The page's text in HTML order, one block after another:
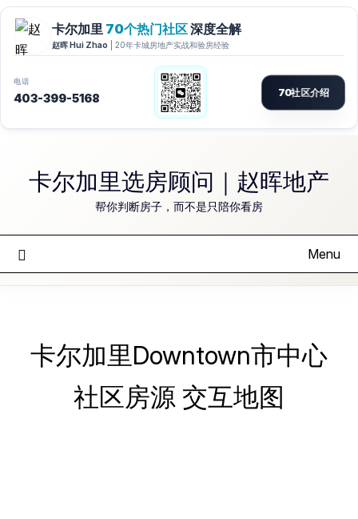
content卡尔加里选房顾问｜赵晖地产
帮你判断房子，而不是只陪你看房
Menu
卡尔加里Downtown市中心
社区房源 交互地图